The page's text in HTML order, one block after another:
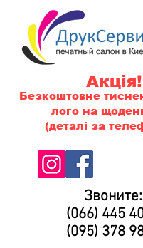
Акція!
Безкоштовне
лого на
(деталі за
Звоните:
(066) 445
(095) 378